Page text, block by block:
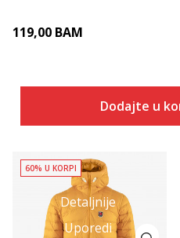
119,00 BAM
Dodajte u
Detaljnije
Uporedi
60% U KORPI